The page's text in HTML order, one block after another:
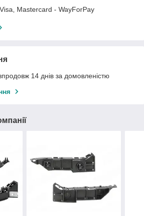
Mastercard - WayForPay
14 днів за домовленістю